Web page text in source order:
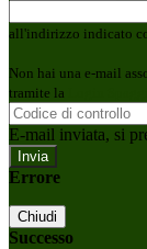
all'indirizzo indicato
Non hai una e-mail
tramite la
E-mail inviata, si
Errore
Chiudi
Successo